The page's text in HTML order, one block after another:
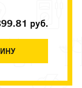
руб.